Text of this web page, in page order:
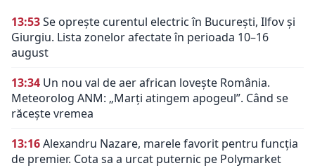
13:53Se oprește curentul electric în București, Ilfov și
Giurgiu. Lista zonelor afectate în perioada 10–16
august
13:34 Un nou val de aer african lovește România.
Meteorolog ANM: „Marți atingem apogeul”. Când se
răcește vremea
13:16Alexandru Nazare, marele favorit pentru funcția
de premier. Cota sa a urcat puternic pe Polymarket